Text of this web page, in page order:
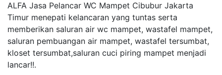
ALFA Jasa Pelancar WC Mampet Cibubur Jakarta
Timur menepati kelancaran yang tuntas serta
memberikan saluran air wc mampet, wastafel mampet,
saluran pembuangan air mampet, wastafel tersumbat,
kloset tersumbat,saluran cuci piring mampet menjadi
lancar!!.